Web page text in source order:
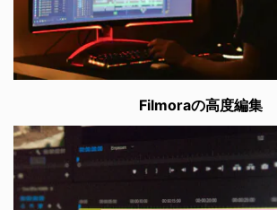
Filmoraの高度編集